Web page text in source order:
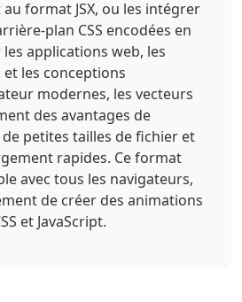
format JSX, ou les intégrer
plan CSS encodées en
applications web, les
les conceptions
modernes, les vecteurs
des avantages de
petites tailles de fichier et
rapides. Ce format
avec tous les navigateurs,
de créer des animations
et JavaScript.